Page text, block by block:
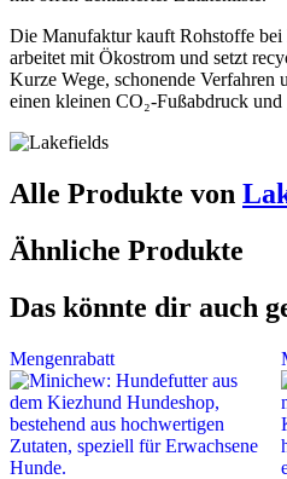
Die Manufaktur kauft Rohstoffe bei
arbeitet mit Ökostrom und setzt
Kurze Wege, schonende Verfahren
einen kleinen CO₂-Fußabdruck und
Alle Produkte von
Ähnliche Produkte
Das könnte dir auch
Mengenrabatt